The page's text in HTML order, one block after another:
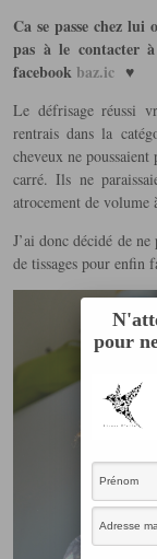
Ca se passe chez lui
pas à le contacter
facebook baz.ic ♥
Le défrisage réussi
rentrais dans la
cheveux ne
carré. Ils ne
atrocement de volume
J’ai donc décidé de
de tissages pour enfin
pour